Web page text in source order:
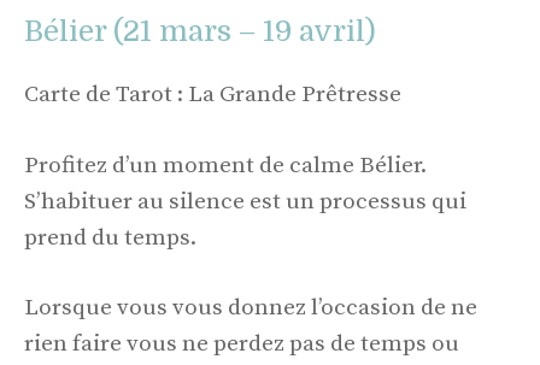
Bélier (21 mars – 19 avril)
Carte de Tarot : La Grande Prêtresse
Profitez d’un moment de calme Bélier.
S’habituer au silence est un processus qui
prend du temps.
Lorsque vous vous donnez l’occasion de ne
rien faire vous ne perdez pas de temps ou